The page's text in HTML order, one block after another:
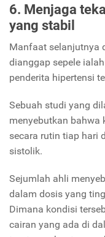
6. Menjaga
yang stabil
Manfaat selanjutnya
dianggap sepele
penderita hipertensi
Sebuah studi yang
menyebutkan bahwa
secara rutin tiap hari
sistolik.
Sejumlah ahli
dalam dosis yang
Dimana kondisi
cairan yang ada di